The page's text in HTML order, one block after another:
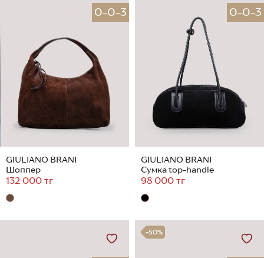
0-0-3
GIULIANO BRANI
Шоппер
132 000 тг
0-0-3
GIULIANO BRANI
Сумка top-handle
98 000 тг
-50%